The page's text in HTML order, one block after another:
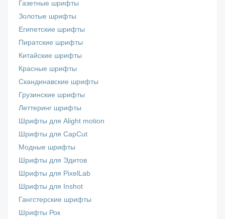
Газетные шрифты
Золотые шрифты
Египетские шрифты
Пиратские шрифты
Китайские шрифты
Красные шрифты
Скандинавские шрифты
Грузинские шрифты
Леттеринг шрифты
Шрифты для Alight motion
Шрифты для CapCut
Модные шрифты
Шрифты для Эдитов
Шрифты для PixelLab
Шрифты для Inshot
Гангстерские шрифты
Шрифты Рок